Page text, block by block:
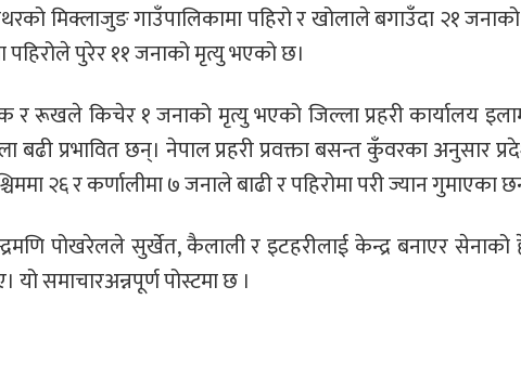
मिक्लाजुङ गाउँपालिकामा पहिरो र खोलाले बगाउँदा २१
पहिरोले पुरेर ११ जनाको मृत्यु भएको छ।
रूखले किचेर १ जनाको मृत्यु भएको जिल्ला प्रहरी कार्यालय
बढी प्रभावित छन्। नेपाल प्रहरी प्रवक्ता बसन्त कुँवरका अनुसार
२६ र कर्णालीमा ७ जनाले बाढी र पहिरोमा परी ज्यान गुमाएका
पोखरेलले सुर्खेत, कैलाली र इटहरीलाई केन्द्र बनाएर सेनाको
समाचारअन्नपूर्ण पोस्टमा छ ।